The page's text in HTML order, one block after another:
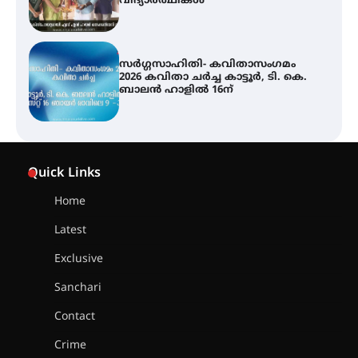
ശക്തമായ മഴ തുടരുന്നു – തൃശൂർ
ജില്ലയിൽ എല്ലാ വിദ്യാഭ്യാസ
സ്ഥാപനങ്ങൾക്കും ശനിയാഴ്ച
അവധി
Quick Links
Home
Latest
Exclusive
Sanchari
Contact
Crime